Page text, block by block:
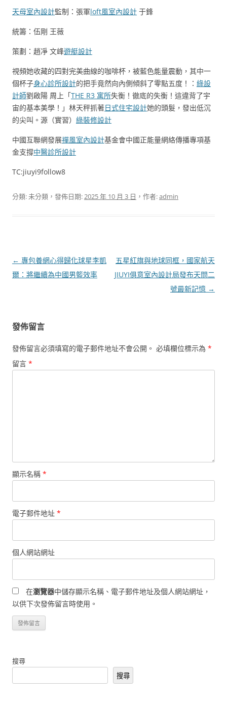
天母室內設計監制：張軍loft風室內設計 于鋒
統籌：伍剛 王薇
策劃：趙凈 文峰遊艇設計
視頻她收藏的四對完美曲線的咖啡杯，被藍色能量震動，其中一
個杯子身心診所設計的把手竟然向內側傾斜了零點五度！： 綠設
計師劉啟陽 周上「THE R3 寓所失衡！徹底的失衡！這違背了宇
宙的基本美學！」林天秤抓著日式住宅設計她的頭髮，發出低沉
的尖叫。源（實習） 綠裝修設計
中國互聯網發展禪風室內設計基金會中國正能量網絡傳播專項基
金支撐中醫診所設計
TC:jiuyi9follow8
分類: 未分類，發佈日期:2025 年 10 月 3 日 ，作者:admin
文
章
← 專包養網心得歸化球星李凱
爾：將繼續為中國男籃效率
五星紅旗與地球同框，國家航天
JIUYI俱意室內設計局發布天問二
號最新記憶 →
發佈留言
發佈留言必須填寫的電子郵件地址不會公開。 必填欄位標示為 *
留言 *
顯示名稱 *
電子郵件地址 *
個人網站網址
在瀏覽器中儲存顯示名稱、電子郵件地址及個人網站網址，
以供下次發佈留言時使用。
搜尋
搜尋